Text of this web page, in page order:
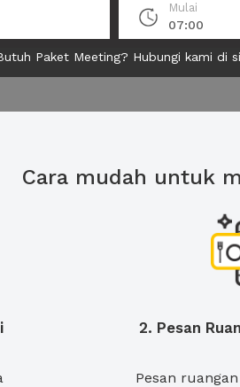
Mulai
07:00
Paket Meeting? Hubungi kami di
Cara mudah untuk
2. Pesan
Pesan